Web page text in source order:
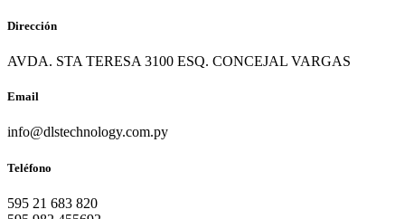
Dirección
AVDA. STA TERESA 3100 ESQ. CONCEJAL VARGAS
Email
info@dlstechnology.com.py
Teléfono
595 21 683 820